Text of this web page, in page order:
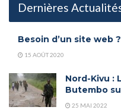
Dernières
Besoin d’un site web
15 AOÛT 2020
Nord-Kivu :
Butembo
25 MAI 2022